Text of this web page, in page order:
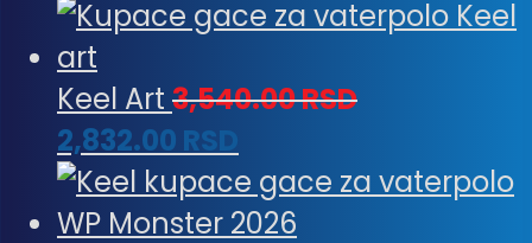
Keel Art 3,540.00RSD
2,832.00 RSD